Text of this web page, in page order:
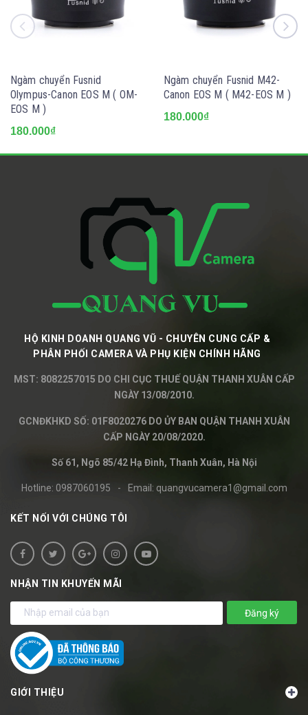
Ngàm chuyển Fusnid
Olympus-Canon EOS M ( OM-
EOS M )
180.000₫
Ngàm chuyển Fusnid M42-
Canon EOS M ( M42-EOS M )
180.000₫
HỘ KINH DOANH QUANG VŨ - CHUYÊN CUNG CẤP &
PHÂN PHỐI CAMERA VÀ PHỤ KIỆN CHÍNH HÃNG
MST: 8082257015 DO CHI CỤC THUẾ QUẬN THANH XUÂN CẤP
NGÀY 13/08/2010.
GCNĐKHKD SỐ: 01F8020276 DO ỦY BAN QUẬN THANH XUÂN
CẤP NGÀY 20/08/2020.
Số 61, Ngõ 85/42 Hạ Đình, Thanh Xuân, Hà Nội
Hotline: 0987060195 - Email: quangvucamera1@gmail.com
KẾT NỐI VỚI CHÚNG TÔI
NHẬN TIN KHUYẾN MÃI
Đăng ký
GIỚI THIỆU